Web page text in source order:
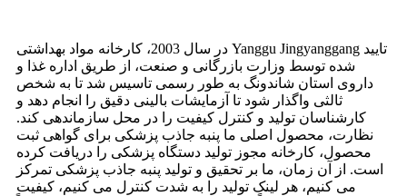
در سال 2003، کارخانه مواد بهداشتی Yanggu Jingyanggang تایید
شده توسط وزارت بازرگانی و صنعت، از طریق اداره غذا و
داروی استان شاندونگ به طور رسمی تاسیس شد تا به شخص
ثالثی واگذار شود تا آزمایشات بالینی دقیق را انجام دهد و
کارشناسان تولید و کنترل کیفیت را در محل سازماندهی کند.
نظارت، محصول اصلی ما پنبه جاذب پزشکی برای گواهی ثبت
محصول، کارخانه مجوز تولید دستگاه پزشکی را دریافت کرده
است. از آن زمان، ما بر تحقیق و تولید پنبه جاذب پزشکی تمرکز
می کنیم، هر لینک تولید را به شدت کنترل می کنیم، کیفیت